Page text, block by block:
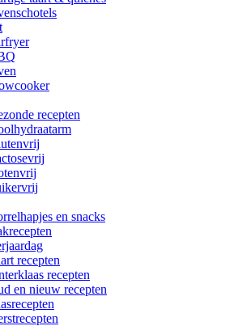
recepten
en snacks
recepten
recepten
en nieuw recepten